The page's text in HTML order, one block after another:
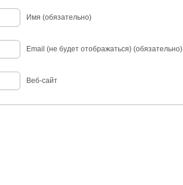
Имя (обязательно)
Email (не будет отображаться) (обязательно)
Веб-сайт